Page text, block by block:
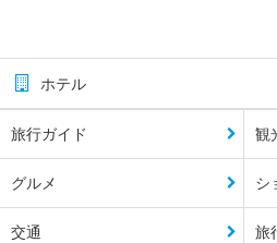
ホテル
旅行ガイド 観
グルメ シ
交通 旅